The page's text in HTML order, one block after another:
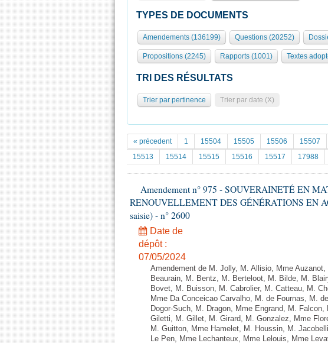
TYPES DE DOCUMENTS
Amendements (136199) Questions (20252)
Propositions (2245) Rapports (1001) Textes
TRI DES RÉSULTATS
Trier par pertinence Trier par date (X)
« précedent 1 15504 15505 15506 15507
15513
15514 15515 15516 15517 17988
Amendement n° 975 - SOUVERAINETÉ EN
RENOUVELLEMENT DES GÉNÉRATIONS EN
saisie) - n° 2600
Date de
dépôt :
07/05/2024
Amendement de M. Jolly, M. Allisio, Mme
Beaurain, M. Bentz, M. Berteloot, M. Bilde, M.
Bovet, M. Buisson, M. Cabrolier, M. Catteau, M.
Mme Da Conceicao Carvalho, M. de Fournas, M.
Dogor-Such, M. Dragon, Mme Engrand, M.
Giletti, M. Gillet, M. Girard, M. Gonzalez, Mme
M. Guitton, Mme Hamelet, M. Houssin, M.
Le Pen, Mme Lechanteux, Mme Lelouis, Mme